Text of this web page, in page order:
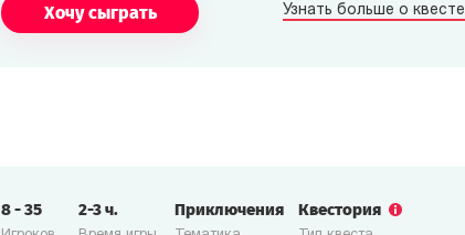
Хочу сыграть Узнать больше о квесте
8-35 2-3ч. Приключения Квестория